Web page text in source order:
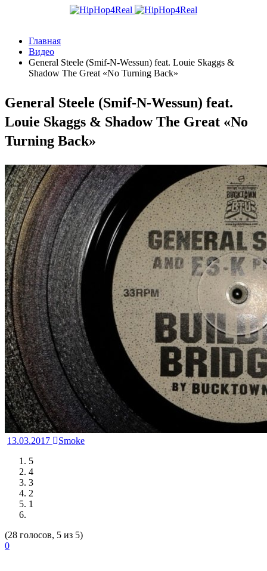
Главная
Видео
General Steele (Smif-N-Wessun) feat. Louie Skaggs &
Shadow The Great «No Turning Back»
General Steele (Smif-N-Wessun) feat.
Louie Skaggs & Shadow The Great «No
Turning Back»
13.03.2017
Smoke
5
4
3
2
1
(28 голосов, 5 из 5)
0